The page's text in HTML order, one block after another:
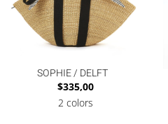
SOPHIE / DELFT
$335,00
2 colors